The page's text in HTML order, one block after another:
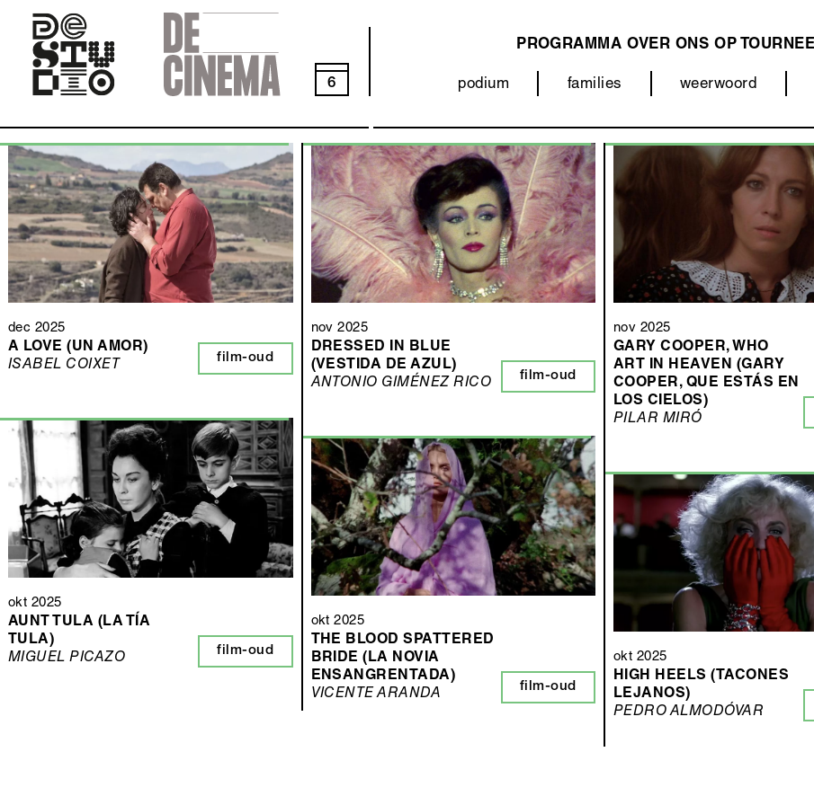
main
navigation
6
Categorieën
(menu)
podium families weerwoord
NAVIGATION
PROGRAMMA OVER ONS OP TOURNEE
dec 2025
A LOVE (UN AMOR)
film-oud
ISABEL COIXET
nov 2025
DRESSED IN BLUE
(VESTIDA DE AZUL)
film-oud
ANTONIO GIMÉNEZ RICO
nov 2025
GARY COOPER, WHO
ART IN HEAVEN (GARY
COOPER, QUE ESTÁS EN
LOS CIELOS)
PILAR MIRÓ
okt 2025
AUNT TULA (LA TÍA
TULA)
film-oud
MIGUEL PICAZO
okt 2025
THE BLOOD SPATTERED
BRIDE (LA NOVIA
ENSANGRENTADA)
film-oud
VICENTE ARANDA
okt 2025
HIGH HEELS (TACONES
LEJANOS)
PEDRO ALMODÓVAR